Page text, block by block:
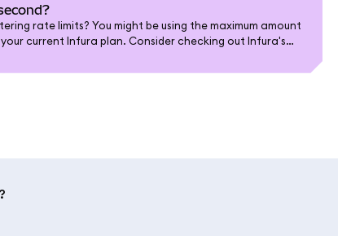
rate limits? You might be using the maximum amount
current Infura plan. Consider checking out Infura's